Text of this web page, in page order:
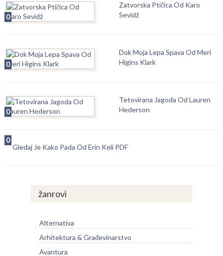
0
Zatvorska Ptičica Od Karo
Sevidž
0
Dok Moja Lepa Spava Od Meri
Higins Klark
0
Tetovirana Jagoda Od Lauren
Hederson
0
Gledaj Je Kako Pada Od Erin Keli PDF
žanrovi
Alternativa
Arhitektura & Građevinarstvo
Avantura